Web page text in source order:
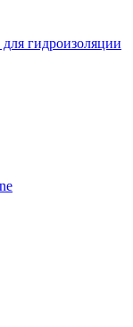
гидроизоляции